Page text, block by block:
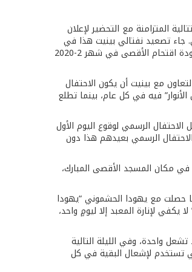
المتزامنة مع التحضير لإعلان
فيه إلى حدث سنوي. جاء تصعيد نفتالي بينيت هذا في
إطار مزاودته على نتنياهو الذي كان قد اقتحم المسجد الإبراهيمي في “عيد العرش” التوراتي في شهر 9-2019، وقد رد نتنياهو على مزاودة بينيت هذه بمعاودة اقتحام الأقصى في شهر 2-2020
رتب بالتعاون مع بينيت أن يكون الاحتفال
فيه في كل عام، بينما تطلع
الإبراهيمي بعد غروب يوم السبت 17-12 أو يوم الأحد 18-12 في حال اختاروا تأجيل الاحتفال الرسمي لوقوع اليوم الأول
الرسمي بعيدهم هذا دون
في مكان المسجد الأقصى المبارك،
حصلت مع يهودا الحشموني “يهودا
يكفي لإنارة المعبد إلا ليومٍ واحد،
واحدة، وفي الليلة التالية
تستخدم لإشعال البقية في كل